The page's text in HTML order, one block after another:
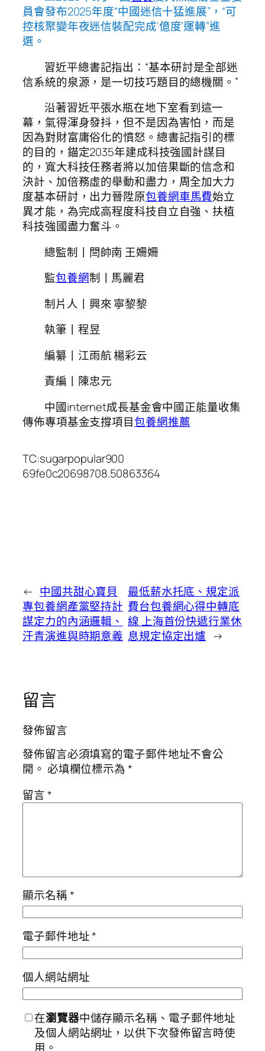
員會發布2025年度“中國迷信十猛進展”，“可
控核聚變年夜迷信裝配完成‘億度’運轉”進
選。
習近平總書記指出：“基本研討是全部迷
信系統的泉源，是一切技巧題目的總機關。”
沿著習近平張水瓶在地下室看到這一
幕，氣得渾身發抖，但不是因為害怕，而是
因為對財富庸俗化的憤怒。總書記指引的標
的目的，錨定2035年建成科技強國計謀目
的，寬大科技任務者將以加倍果斷的信念和
決計、加倍務虛的舉動和盡力，周全加大力
度基本研討，出力晉陞原包養網車馬費始立
異才能，為完成高程度科技自立自強、扶植
科技強國盡力奮斗。
總監制丨閆帥南 王姍姍
監包養網制丨馬麗君
制片人丨興來 寧黎黎
執筆丨程昱
編纂丨江雨航 楊彩云
責編丨陳忠元
中國internet成長基金會中國正能量收集
傳佈專項基金支撐項目包養網推薦
TC:sugarpopular900
69fe0c20698708.50863364
← 中國共甜心寶貝
專包養網產黨堅持計
謀定力的內涵邏輯、
汗青演進與時期意義
最低薪水托底、規定派
費台包養網心得中轉底
線 上海首份快遞行業休
息規定協定出爐 →
留言
發佈留言
發佈留言必須填寫的電子郵件地址不會公
開。 必填欄位標示為*
留言*
顯示名稱*
電子郵件地址*
個人網站網址
在瀏覽器中儲存顯示名稱、電子郵件地址
及個人網站網址，以供下次發佈留言時使
用。